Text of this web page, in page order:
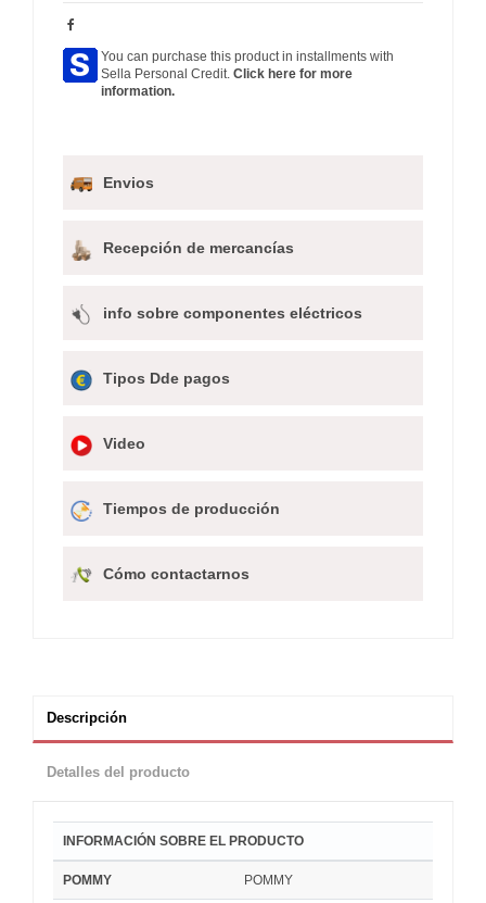
You can purchase this product in installments with
Sella Personal Credit. Click here for more
information.
Envios
Recepción de mercancías
info sobre componentes eléctricos
Tipos Dde pagos
Video
Tiempos de producción
Cómo contactarnos
Descripción
Detalles del producto
INFORMACIÓN SOBRE EL PRODUCTO
POMMY POMMY